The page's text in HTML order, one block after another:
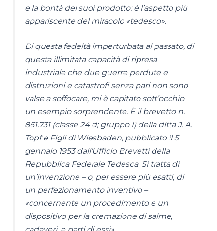
e la bontà dei suoi prodotto: è l’aspetto più
appariscente del miracolo «tedesco».
Di questa fedeltà imperturbata al passato, di
questa illimitata capacità di ripresa
industriale che due guerre perdute e
distruzioni e catastrofi senza pari non sono
valse a soffocare, mi è capitato sott’occhio
un esempio sorprendente. È il brevetto n.
861.731 (classe 24 d; gruppo I) della ditta J. A.
Topf e Figli di Wiesbaden, pubblicato il 5
gennaio 1953 dall’Ufficio Brevetti della
Repubblica Federale Tedesca. Si tratta di
un’invenzione – o, per essere più esatti, di
un perfezionamento inventivo –
«concernente un procedimento e un
dispositivo per la cremazione di salme,